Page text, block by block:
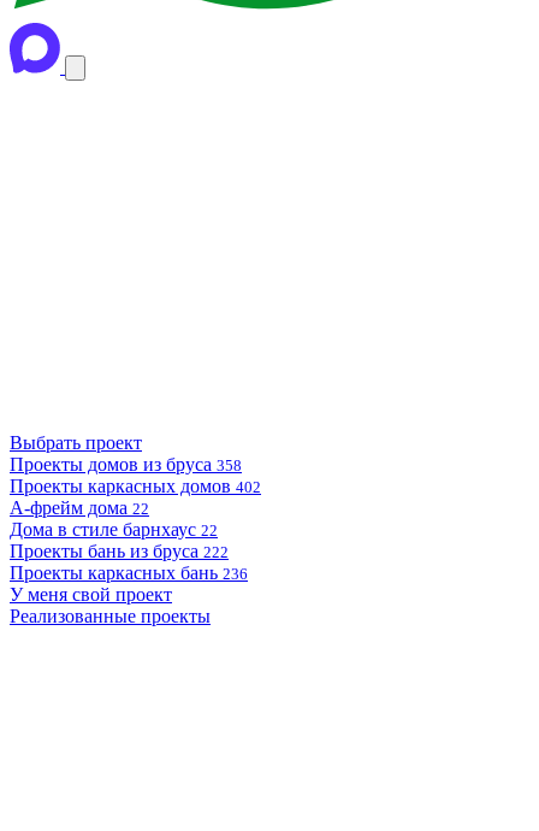
Выбрать проект
Проекты домов из бруса 358
Проекты каркасных домов 402
А-фрейм дома 22
Дома в стиле барнхаус 22
Проекты бань из бруса 222
Проекты каркасных бань 236
У меня свой проект
Реализованные проекты